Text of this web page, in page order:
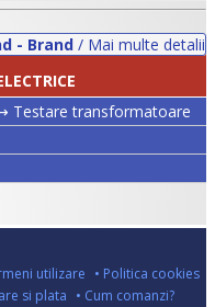
- Brand / Mai multe detalii
Testare transformatoare
utilizare • Politica cookies
si plata • Cum comanzi?